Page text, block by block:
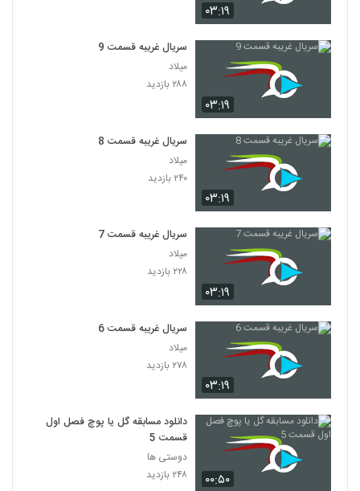
۰۳:۱۹
۰۳:۱۹
سریال غریبه قسمت 9
میلاد
۲۸۸ بازدید
۰۳:۱۹
سریال غریبه قسمت 8
میلاد
۲۴۰ بازدید
۰۳:۱۹
سریال غریبه قسمت 7
میلاد
۲۲۸ بازدید
۰۳:۱۹
سریال غریبه قسمت 6
میلاد
۲۷۸ بازدید
۰۰:۵۰
دانلود مسابقه گل یا پوچ فصل اول
قسمت 5
دوستی ها
۲۴۸ بازدید